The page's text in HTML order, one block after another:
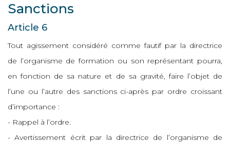
Sanctions
Article 6
Tout agissement considéré comme fautif par la directrice
de l’organisme de formation ou son représentant pourra,
en fonction de sa nature et de sa gravité, faire l’objet de
l’une ou l’autre des sanctions ci-après par ordre croissant
d’importance :
- Rappel à l’ordre.
- Avertissement écrit par la directrice de l’organisme de